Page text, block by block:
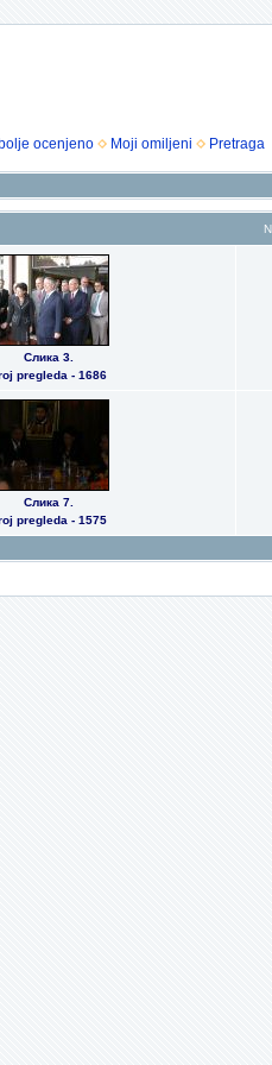
ocenjeno Moji omiljeni Pretraga
Слика 3.
pregleda - 1686
Слика 7.
pregleda - 1575